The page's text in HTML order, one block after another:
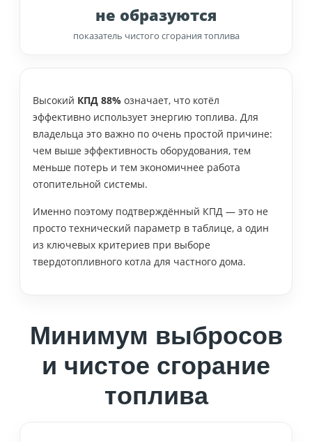
не образуются
показатель чистого сгорания топлива
Высокий КПД 88% означает, что котёл
эффективно использует энергию топлива. Для
владельца это важно по очень простой причине:
чем выше эффективность оборудования, тем
меньше потерь и тем экономичнее работа
отопительной системы.
Именно поэтому подтверждённый КПД — это не
просто технический параметр в таблице, а один
из ключевых критериев при выборе
твердотопливного котла для частного дома.
Минимум выбросов
и чистое сгорание
топлива